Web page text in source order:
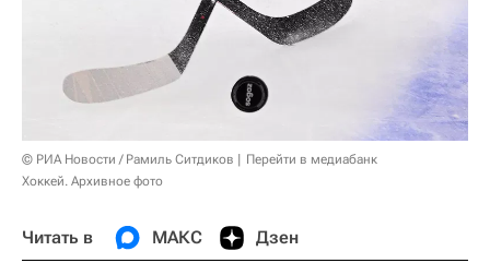
© РИА Новости / Рамиль Ситдиков
Перейти в медиабанк
Хоккей. Архивное фото
Читать в МАКС Дзен